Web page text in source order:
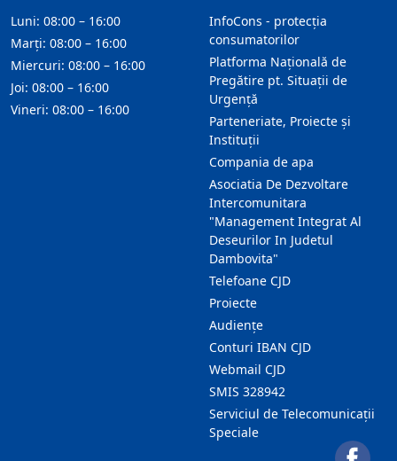
InfoCons - protecția
consumatorilor
Platforma Națională de
Pregătire pt. Situații de
Urgență
Parteneriate, Proiecte și
Instituții
Compania de apa
Asociatia De Dezvoltare
Intercomunitara
"Management Integrat Al
Deseurilor In Judetul
Dambovita"
Telefoane CJD
Proiecte
Audienţe
Conturi IBAN CJD
Webmail CJD
SMIS 328942
Serviciul de Telecomunicații
Speciale
Luni: 08:00 – 16:00
Marți: 08:00 – 16:00
Miercuri: 08:00 – 16:00
Joi: 08:00 – 16:00
Vineri: 08:00 – 16:00